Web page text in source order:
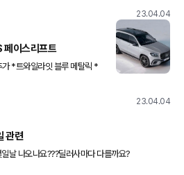
23.04.04
이스리프트
23.04.04
관련
날 나오나요???딜러사마다 다를까요?